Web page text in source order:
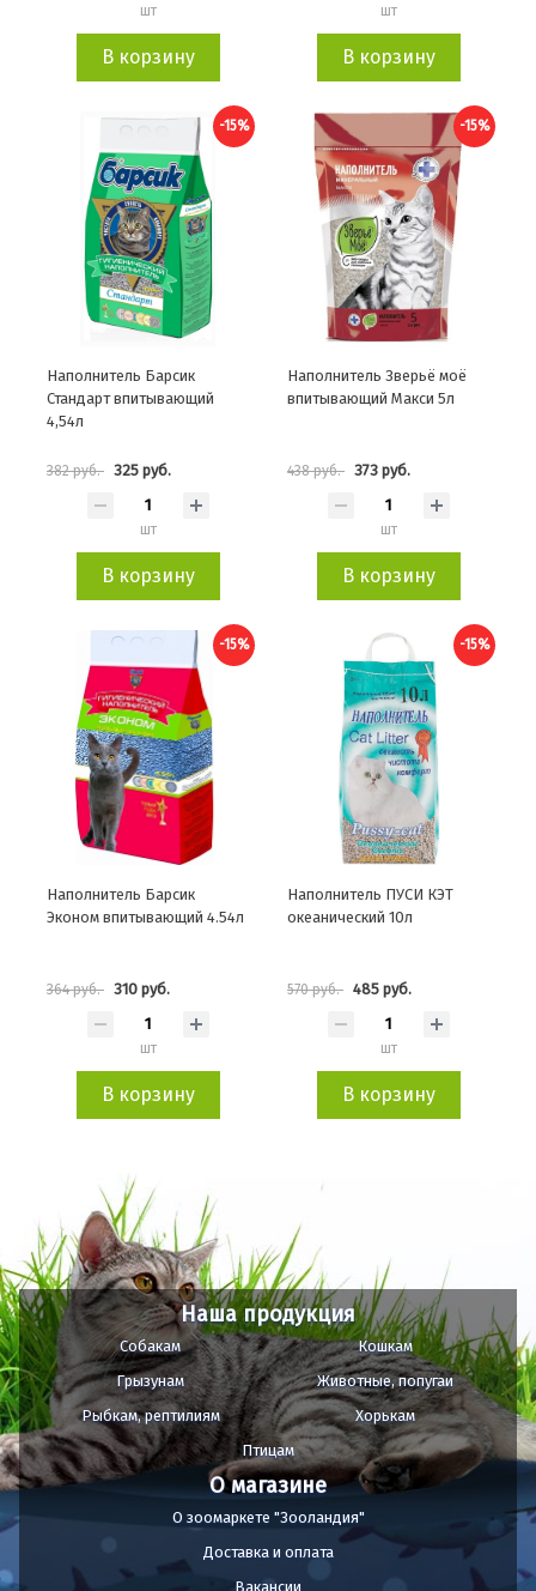
шт
В корзину
шт
В корзину
-15%
Наполнитель Барсик
Стандарт впитывающий
4,54л
382 руб. 325 руб.
шт
В корзину
-15%
Наполнитель Зверьё моё
впитывающий Макси 5л
438 руб. 373 руб.
шт
В корзину
-15%
Наполнитель Барсик
Эконом впитывающий 4.54л
364 руб. 310 руб.
шт
В корзину
-15%
Наполнитель ПУСИ КЭТ
океанический 10л
570 руб. 485 руб.
шт
В корзину
Наша продукция
Собакам
Кошкам
Грызунам
Животные, попугаи
Рыбкам, рептилиям
Хорькам
Птицам
О магазине
О зоомаркете "Зооландия"
Доставка и оплата
Вакансии